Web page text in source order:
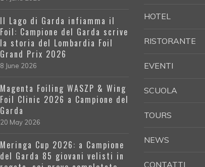
Il Lago di Garda infiamma il
Foil: Campione del Garda scrive
la storia del Lombardia Foil
Grand Prix 2026
8 June 2026
Magenta Foiling WASZP & Wing
Foil Clinic 2026 a Campione del
Garda
20 May 2026
Meringa Cup 2026: a Campione
del Garda 85 giovani velisti in
HOTEL
RISTORANTE
EVENTI
SCUOLA
TOURS
NEWS
CONTATTI